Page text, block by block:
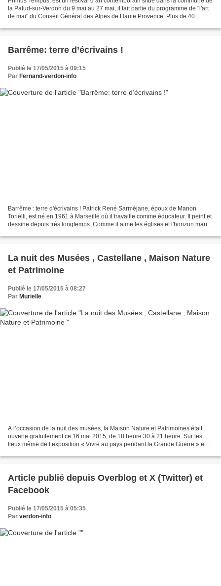
la Palud-sur-Verdon du 9 mai au 27 mai, il fait partie du programme de "l'art
de mai" du Conseil Général des Alpes de Haute Provence. Plus de 40
Barrême: terre d’écrivains !
Publié le 17/05/2015 à 09:15
Par Fernand-verdon-info
Barrême : terre d'écrivains ! Patrick René Sarméjane, époux de Manon
Torielli, est né en 1961 à Marseille où il travaille comme éducateur. Il peint et
dessine depuis très longtemps. Comme il aime les églises et l'horizon marin,
La nuit des Musées , Castellane , Maison Nature
et Patrimoine
Publié le 17/05/2015 à 08:27
Par Murielle
A l’occasion de la nuit des musées, la Maison Nature et Patrimoines était
ouverte gratuitement ce 16 mai 2015, de 18 heure 30 à 21 heure. Sur les
lieux même de l’exposition « Vivre au pays pendant la Grande Guerre » et
Article publié depuis Overblog et X (Twitter) et
Facebook
Publié le 17/05/2015 à 05:35
Par verdon-info